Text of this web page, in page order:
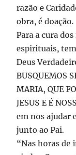
razão e
obra, é doação.
Para a cura
espirituais,
Deus
BUSQUEMOS
MARIA, QUE
JESUS E É
em nos ajudar
junto ao Pai.
“Nas horas de